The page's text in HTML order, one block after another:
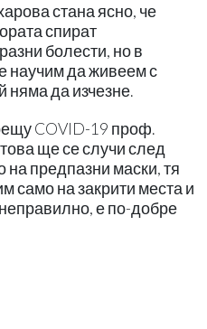
стана ясно, че
спират
болести, но в
научим да живеем с
няма да изчезне.
COVID-19 проф.
ще се случи след
на предпазни маски, тя
само на закрити места и
е по-добре